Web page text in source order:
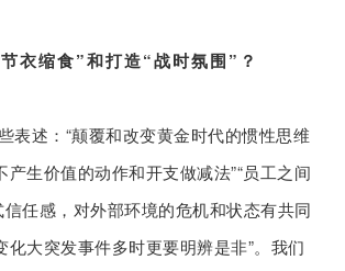
衣缩食”和打造“战时氛围”？
表述：“颠覆和改变黄金时代的惯性思维
产生价值的动作和开支做减法”“员工之间
信任感，对外部环境的危机和状态有共同
化大突发事件多时更要明辨是非”。我们